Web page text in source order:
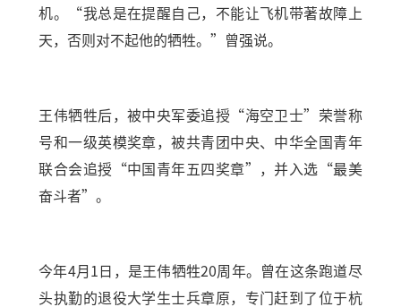
机。“我总是在提醒自己，不能让飞机带著故障上
天，否则对不起他的牺牲。”曾强说。
王伟牺牲后，被中央军委追授“海空卫士”荣誉称
号和一级英模奖章，被共青团中央、中华全国青年
联合会追授“中国青年五四奖章”，并入选“最美
奋斗者”。
今年4月1日，是王伟牺牲20周年。曾在这条跑道尽
头执勤的退役大学生士兵章原，专门赶到了位于杭